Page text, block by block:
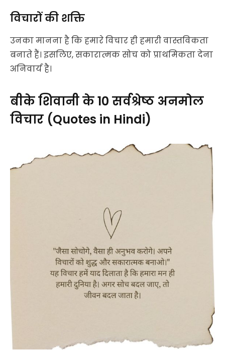
विचारों की शक्ति
उनका मानना है कि हमारे विचार ही हमारी वास्तविकता
बनाते हैं। इसलिए, सकारात्मक सोच को प्राथमिकता देना
अनिवार्य है।
बीके शिवानी के 10 सर्वश्रेष्ठ अनमोल
विचार (Quotes in Hindi)